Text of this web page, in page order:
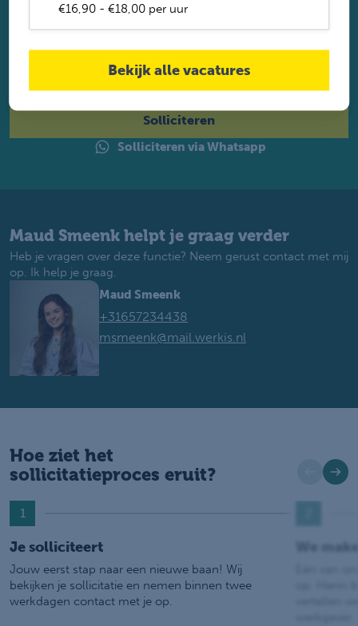
€16,90 - €18,00 per uur
Bekijk alle vacatures
Solliciteer direct
Twijfel je of je geschikt bent? Laat dan toch je gegevens
achter. Met ruim 1.200 vacatures vinden wij voor jou de
perfecte baan. Je krijgt binnen 2 werkdagen reactie.
Solliciteren
Solliciteren via Whatsapp
Maud Smeenk helpt je graag verder
Heb je vragen over deze functie? Neem gerust contact met mij
op. Ik help je graag.
Maud Smeenk
+31657234438
msmeenk@mail.werkis.nl
Hoe ziet het
sollicitatieproces eruit?
1
Je solliciteert
Jouw eerst stap naar een nieuwe baan! Wij
bekijken je sollicitatie en nemen binnen twee
werkdagen contact met je op.
We